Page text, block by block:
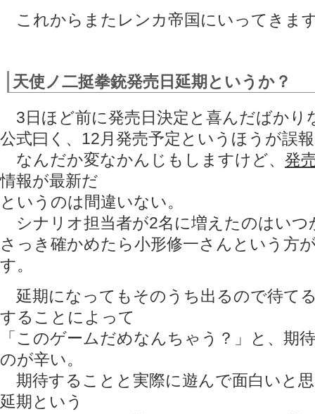
これからまたレンカ帝国にいってきま
天使ノ二挺拳銃発売日延期というか？
3日ほど前に発売日決定と喜んだばかり
公式曰く、12月発売予定というほうが誤
なんだか変なかんじもしますけど、 発
情報が最新だ
というのは間違いない。
シナリオ担当者が2名に増えたのはい
さっき確かめたら小形修一さんという方
す。
延期になってもそのうち出るので待て
することによって
「このゲームだめなんちゃう？」と、期
のが辛い。
期待することと実際に遊んで面白いと
延期という